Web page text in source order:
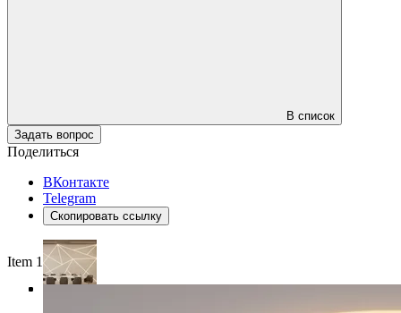
В список
Задать вопрос
Поделиться
ВКонтакте
Telegram
Скопировать ссылку
Item 1 of 4